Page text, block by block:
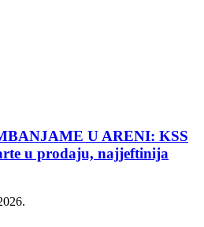
U ARENI: KSS
u prodaju, najjeftinija